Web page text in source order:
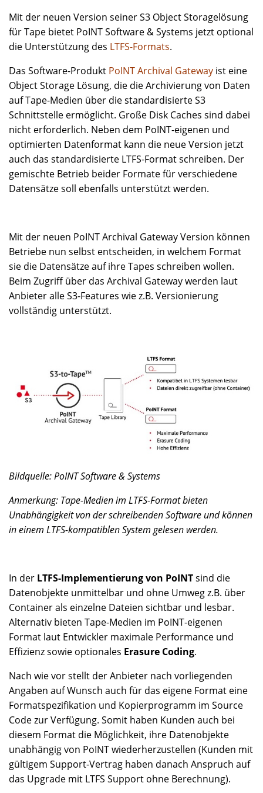
Mit der neuen Version seiner S3 Object Storagelösung
für Tape bietet PoINT Software & Systems jetzt optional
die Unterstützung des LTFS-Formats.
Das Software-Produkt PoINT Archival Gateway ist eine
Object Storage Lösung, die die Archivierung von Daten
auf Tape-Medien über die standardisierte S3
Schnittstelle ermöglicht. Große Disk Caches sind dabei
nicht erforderlich. Neben dem PoINT-eigenen und
optimierten Datenformat kann die neue Version jetzt
auch das standardisierte LTFS-Format schreiben. Der
gemischte Betrieb beider Formate für verschiedene
Datensätze soll ebenfalls unterstützt werden.
Mit der neuen PoINT Archival Gateway Version können
Betriebe nun selbst entscheiden, in welchem Format
sie die Datensätze auf ihre Tapes schreiben wollen.
Beim Zugriff über das Archival Gateway werden laut
Anbieter alle S3-Features wie z.B. Versionierung
vollständig unterstützt.
Bildquelle: PoINT Software & Systems
Anmerkung: Tape-Medien im LTFS-Format bieten
Unabhängigkeit von der schreibenden Software und können
in einem LTFS-kompatiblen System gelesen werden.
In der LTFS-Implementierung von PoINTsind die
Datenobjekte unmittelbar und ohne Umweg z.B. über
Container als einzelne Dateien sichtbar und lesbar.
Alternativ bieten Tape-Medien im PoINT-eigenen
Format laut Entwickler maximale Performance und
Effizienz sowie optionales Erasure Coding.
Nach wie vor stellt der Anbieter nach vorliegenden
Angaben auf Wunsch auch für das eigene Format eine
Formatspezifikation und Kopierprogramm im Source
Code zur Verfügung. Somit haben Kunden auch bei
diesem Format die Möglichkeit, ihre Datenobjekte
unabhängig von PoINT wiederherzustellen (Kunden mit
gültigem Support-Vertrag haben danach Anspruch auf
das Upgrade mit LTFS Support ohne Berechnung).